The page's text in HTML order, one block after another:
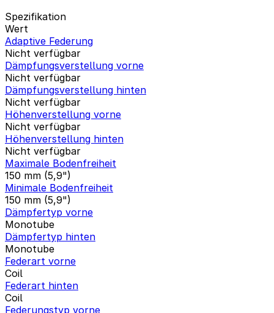
Spezifikation
Wert
Adaptive Federung
Nicht verfügbar
Dämpfungsverstellung vorne
Nicht verfügbar
Dämpfungsverstellung hinten
Nicht verfügbar
Höhenverstellung vorne
Nicht verfügbar
Höhenverstellung hinten
Nicht verfügbar
Maximale Bodenfreiheit
150 mm (5,9")
Minimale Bodenfreiheit
150 mm (5,9")
Dämpfertyp vorne
Monotube
Dämpfertyp hinten
Monotube
Federart vorne
Coil
Federart hinten
Coil
Federungstyp vorne